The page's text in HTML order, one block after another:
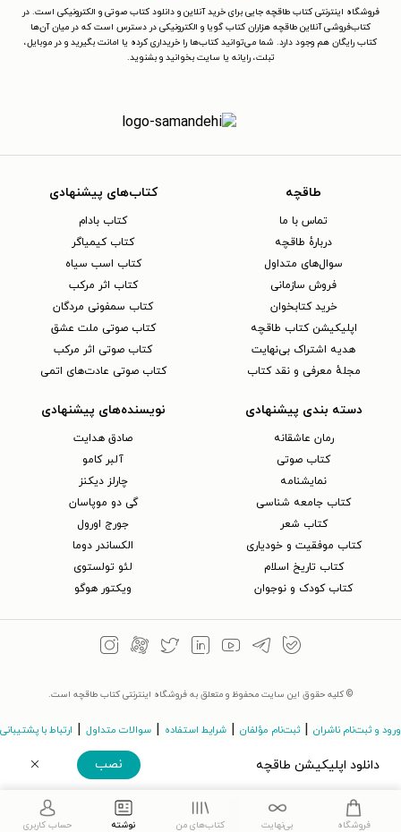
دانلود اپلیکیشن طاقچه نصب
دریافت مستقیم اپلیکیشن
فروشگاه اینترنتی کتاب طاقچه جایی برای خرید آنلاین و دانلود کتاب صوتی و الکترونیکی است. در
کتاب‌فروشی آنلاین طاقچه هزاران کتاب گویا و الکترونیکی در دسترس است که در میان آن‌ها
کتاب رایگان هم وجود دارد. شما می‌توانید کتاب‌ها را خریداری کرده یا امانت بگیرید و در موبایل،
تبلت، رایانه یا سایت بخوانید و بشنوید.
طاقچه
تماس با ما
دربارهٔ طاقچه
سوال‌های متداول
فروش سازمانی
خرید کتابخوان
اپلیکیشن کتاب طاقچه
هدیه اشتراک بی‌نهایت
مجلهٔ معرفی و نقد کتاب
کتاب‌های پیشنهادی
کتاب بادام
کتاب کیمیاگر
کتاب اسب سیاه
کتاب اثر مرکب
کتاب سمفونی مردگان
کتاب صوتی ملت عشق
کتاب صوتی اثر مرکب
کتاب صوتی عادت‌های اتمی
دسته بندی پیشنهادی
رمان عاشقانه
کتاب‌ صوتی
نمایشنامه
کتاب جامعه شناسی
کتاب شعر
کتاب موفقیت و خودیاری
کتاب تاریخ اسلام
کتاب کودک و نوجوان
نویسنده‌های پیشنهادی
صادق هدایت
آلبر کامو
چارلز دیکنز
گی دو موپاسان
جورج اورول
الکساندر دوما
لئو تولستوی
ویکتور هوگو
© کلیه حقوق این سایت محفوظ و متعلق به فروشگاه اینترنتی کتاب طاقچه است.
ورود و ثبت‌نام ناشران | ثبت‌نام مؤلفان | شرایط استفاده | سوالات متداول | ارتباط با پشتیبانی
©Taaghche.com 3.243.11
فروشگاه بی‌نهایت کتاب‌های من نوشته حساب کاربری